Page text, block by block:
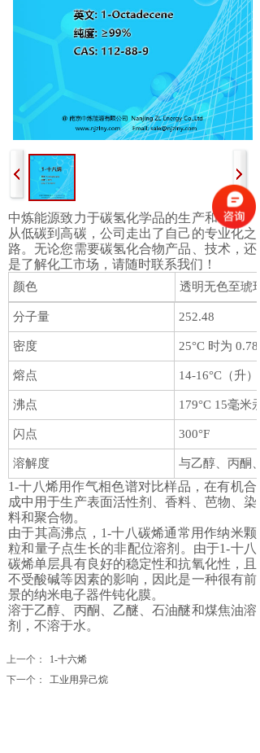
中炼能源致力于碳氢化学品的生产和销售。
从低碳到高碳，公司走出了自己的专业化之
路。无论您需要碳氢化合物产品、技术，还
是了解化工市场，请随时联系我们！
颜色 透明无色至琥
分子量 252.48
密度 25°C 时为
熔点 14-16°C（升）
沸点 179°C 15毫米
闪点 300°F
溶解度 与乙醇、丙酮
1-十八烯用作气相色谱对比样品，在有机合
成中用于生产表面活性剂、香料、芭物、染
料和聚合物。
由于其高沸点，1-十八碳烯通常用作纳米颗
粒和量子点生长的非配位溶剂。由于1-十八
碳烯单层具有良好的稳定性和抗氧化性，且
不受酸碱等因素的影响，因此是一种很有前
景的纳米电子器件钝化膜。
溶于乙醇、丙酮、乙醚、石油醚和煤焦油溶
剂，不溶于水。
上一个：
1-十六烯
下一个：
工业用异己烷